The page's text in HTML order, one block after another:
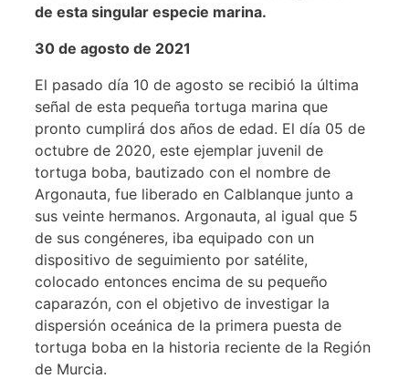
de esta singular especie marina.
30 de agosto de 2021
El pasado día 10 de agosto se recibió la última
señal de esta pequeña tortuga marina que
pronto cumplirá dos años de edad. El día 05 de
octubre de 2020, este ejemplar juvenil de
tortuga boba, bautizado con el nombre de
Argonauta, fue liberado en Calblanque junto a
sus veinte hermanos. Argonauta, al igual que 5
de sus congéneres, iba equipado con un
dispositivo de seguimiento por satélite,
colocado entonces encima de su pequeño
caparazón, con el objetivo de investigar la
dispersión oceánica de la primera puesta de
tortuga boba en la historia reciente de la Región
de Murcia.